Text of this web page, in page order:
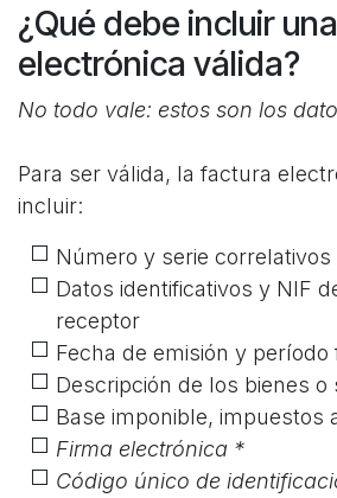
¿Qué debe incluir
electrónica válida?
No todo vale: estos son los
Para ser válida, la factura
incluir:
Número y serie correlativos
Datos identificativos y NIF
receptor
Fecha de emisión y período
Descripción de los bienes o
Base imponible, impuestos
Firma electrónica *
Código único de